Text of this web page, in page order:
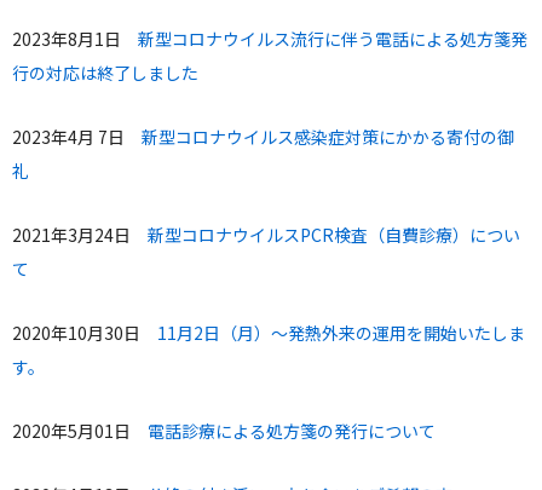
2023年8月1日 新型コロナウイルス流行に伴う電話による処方箋発
行の対応は終了しました
2023年4月 7日 新型コロナウイルス感染症対策にかかる寄付の御
礼
2021年3月24日 新型コロナウイルスPCR検査（自費診療）につい
て
2020年10月30日 11月2日（月）～発熱外来の運用を開始いたしま
す。
2020年5月01日 電話診療による処方箋の発行について